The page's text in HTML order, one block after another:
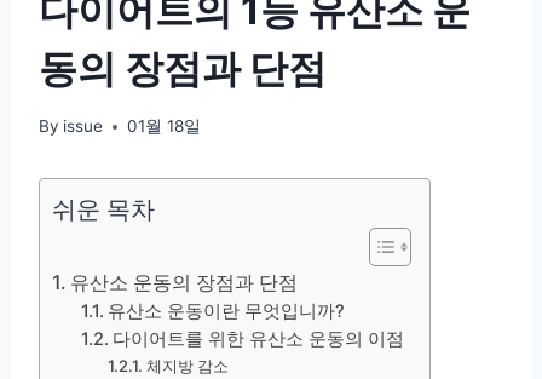
다이어트의 1등 유산소 운
동의 장점과 단점
By issue 01월 18일
쉬운 목차
유산소 운동의 장점과 단점
유산소 운동이란 무엇입니까?
다이어트를 위한 유산소 운동의 이점
체지방 감소